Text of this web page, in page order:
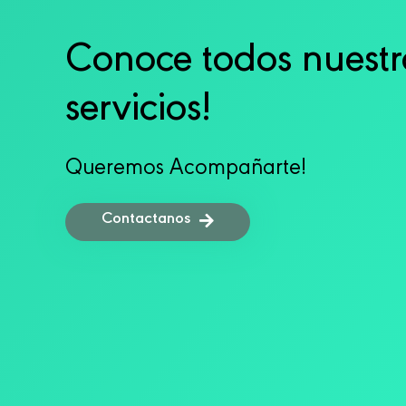
Conoce todos
servicios!
Queremos Acompañarte!
Contactanos